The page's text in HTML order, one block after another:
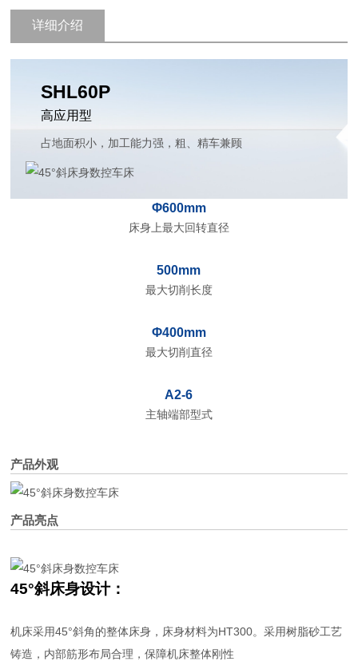
详细介绍
SHL60P
高应用型
占地面积小，加工能力强，粗、精车兼顾
Φ600mm
床身上最大回转直径
500mm
最大切削长度
Φ400mm
最大切削直径
A2-6
主轴端部型式
产品外观
产品亮点
45°斜床身设计：
机床采用45°斜角的整体床身，床身材料为HT300。采用树脂砂工艺
铸造，内部筋形布局合理，保障机床整体刚性